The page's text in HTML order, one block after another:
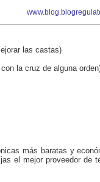
las castas)
la cruz de alguna
más baratas y
el mejor proveedor de